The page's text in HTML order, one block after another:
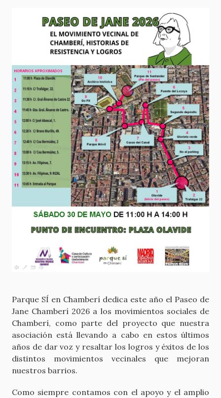
Parque SÍ en Chamberí dedica este año el Paseo de
Jane Chamberí 2026 a los movimientos sociales de
Chamberí, como parte del proyecto que nuestra
asociación está llevando a cabo en estos últimos
años de dar voz y resaltar los logros y éxitos de los
distintos movimientos vecinales que mejoran
nuestros barrios.
Como siempre contamos con el apoyo y el amplio